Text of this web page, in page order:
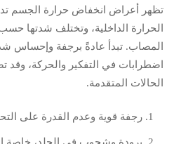
تظهر أعراض انخفاض حرارة الجسم
الحرارة الداخلية، وتختلف شدتها
المصاب. تبدأ عادةً برجفة وإحساس
اضطرابات في التفكير والحركة،
الحالات المتقدمة.
رجفة قوية وعدم القدرة على